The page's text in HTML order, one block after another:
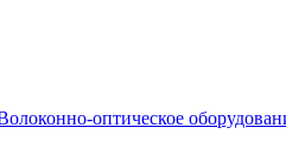
оптическое